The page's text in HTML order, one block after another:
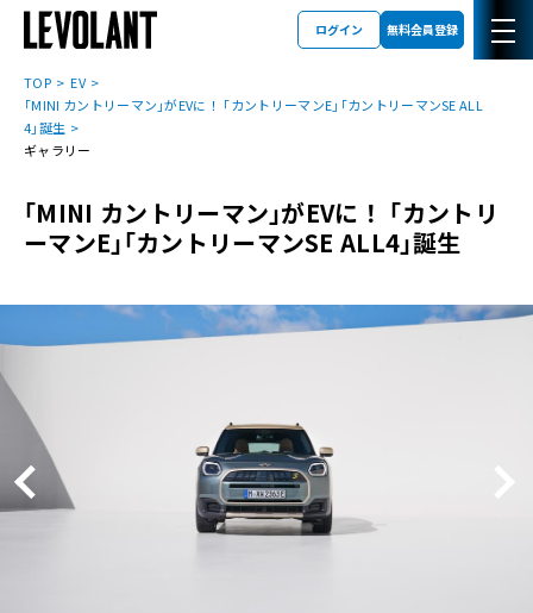
ログイン 無料会員登録
TOP
EV
｢MINI カントリーマン｣がEVに！ ｢カントリーマンE｣｢カントリーマンSE ALL
4｣誕生
ギャラリー
｢MINI カントリーマン｣がEVに！ ｢カントリ
ーマンE｣｢カントリーマンSE ALL4｣誕生